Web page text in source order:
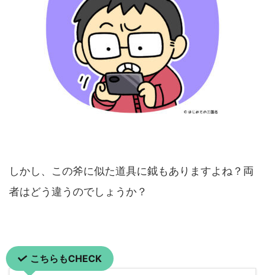
しかし、この斧に似た道具に鉞もありますよね？両
者はどう違うのでしょうか？
こちらもCHECK